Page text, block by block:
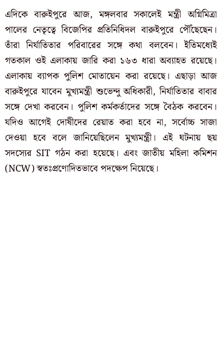
এদিকে বারুইপুরে আজ, মঙ্গলবার সকালেই মন্ত্রী অগ্নিমিত্রা
পালের নেতৃত্বে বিজেপির প্রতিনিধিদল বারুইপুরে পৌঁছেছেন।
তাঁরা নির্যাতিতার পরিবারের সঙ্গে কথা বলবেন। ইতিমধ্যেই
গতকাল ওই এলাকায় জারি করা ১৬৩ ধারা অব্যাহত রয়েছে।
এলাকায় ব্যাপক পুলিশ মোতায়েন করা রয়েছে। এছাড়া আজ
বারুইপুরে যাবেন মুখ্যমন্ত্রী শুভেন্দু অধিকারী, নির্যাতিতার বাবার
সঙ্গে দেখা করবেন। পুলিশ কর্মকর্তাদের সঙ্গে বৈঠক করবেন।
যদিও আগেই দোষীদের রেয়াত করা হবে না, সর্বোচ্চ সাজা
দেওয়া হবে বলে জানিয়েছিলেন মুখ্যমন্ত্রী। এই ঘটনায় ছয়
সদস্যের SIT গঠন করা হয়েছে। এবং জাতীয় মহিলা কমিশন
(NCW) স্বতঃপ্রণোদিতভাবে পদক্ষেপ নিয়েছে।